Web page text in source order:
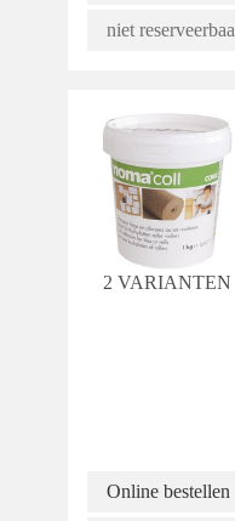
niet
2 VARIANTEN
Online bestellen